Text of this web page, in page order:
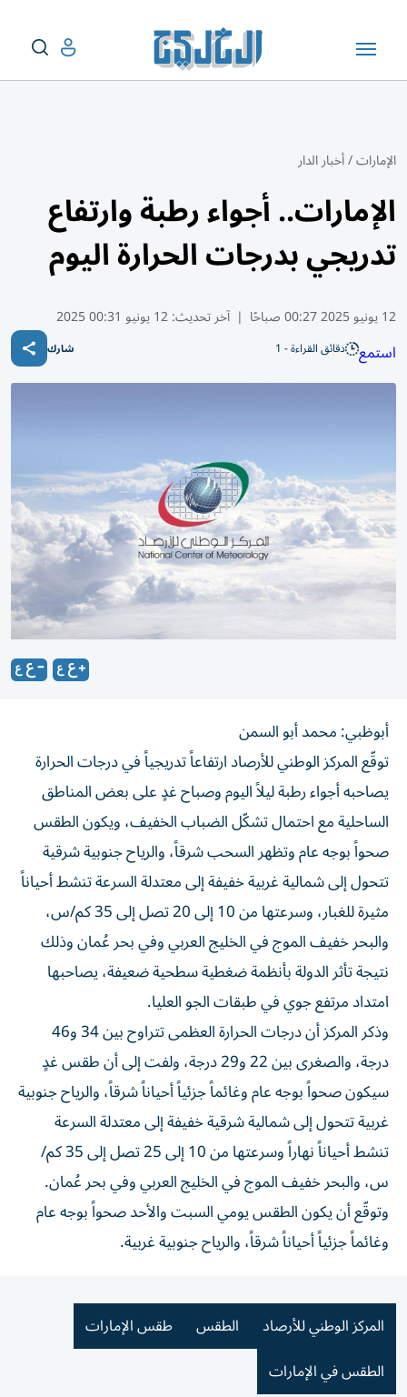
الإمارات/أخبار الدار
الإمارات.. أجواء رطبة وارتفاع
تدريجي بدرجات الحرارة اليوم
12 يونيو 2025 00:27 صباحًا | آخر تحديث:12 يونيو 00:31 2025
استمع دقائق القراءة - 1 شارك
أبوظبي: محمد أبو السمن
توقّع المركز الوطني للأرصاد ارتفاعاً تدريجياً في درجات الحرارة
يصاحبه أجواء رطبة ليلاً اليوم وصباح غدٍ على بعض المناطق
الساحلية مع احتمال تشكّل الضباب الخفيف، ويكون الطقس
صحواً بوجه عام وتظهر السحب شرقاً، والرياح جنوبية شرقية
تتحول إلى شمالية غربية خفيفة إلى معتدلة السرعة تنشط أحياناً
مثيرة للغبار، وسرعتها من 10 إلى 20 تصل إلى 35 كم/س،
والبحر خفيف الموج في الخليج العربي وفي بحر عُمان وذلك
نتيجة تأثر الدولة بأنظمة ضغطية سطحية ضعيفة، يصاحبها
امتداد مرتفع جوي في طبقات الجو العليا.
وذكر المركز أن درجات الحرارة العظمى تتراوح بين 34 و46
درجة، والصغرى بين 22 و29 درجة، ولفت إلى أن طقس غدٍ
سيكون صحواً بوجه عام وغائماً جزئياً أحياناً شرقاً، والرياح جنوبية
غربية تتحول إلى شمالية شرقية خفيفة إلى معتدلة السرعة
تنشط أحياناً نهاراً وسرعتها من 10 إلى 25 تصل إلى 35 كم/
س، والبحر خفيف الموج في الخليج العربي وفي بحر عُمان.
وتوقّع أن يكون الطقس يومي السبت والأحد صحواً بوجه عام
وغائماً جزئياً أحياناً شرقاً، والرياح جنوبية غربية.
المركز الوطني للأرصاد الطقس
طقس الإمارات
الطقس في الإمارات